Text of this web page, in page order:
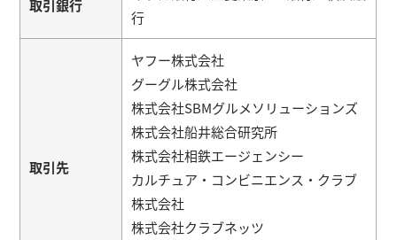
取引銀行
行
取引先
ヤフー株式会社
グーグル株式会社
株式会社SBMグルメソリューションズ
株式会社船井総合研究所
株式会社相鉄エージェンシー
カルチュア・コンビニエンス・クラブ
株式会社
株式会社クラブネッツ